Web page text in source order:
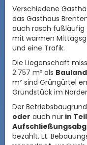
Verschiedene
das Gasthaus
auch rasch fußläufig
mit warmen
und eine Trafik.
Die Liegenschaft
2.757 m² als
m² sind Grüngürtel
Grundstück im
Der
oder auch nur in
bezahlt. Lt.